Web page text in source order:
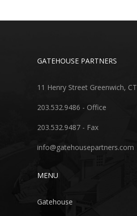
GATEHOUSE PARTNERS
11 Henry Street Greenwich,
203.532.9486 - Office
203.532.9487 - Fax
info@gatehousepartners.com
MENU
Gatehouse